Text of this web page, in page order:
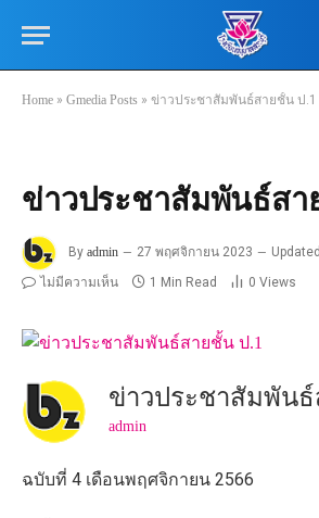
Home » Gmedia Posts » ข่าวประชาสัมพันธ์สายชั้น ป.1
ข่าวประชาสัมพันธ์สา
By admin 27 พฤศจิกายน 2023
ไม่มีความเห็น
1 Min Read 0 Views
ข่าวประชาสัมพัน
admin
ฉบับที่ 4 เดือนพฤศจิกายน 2566